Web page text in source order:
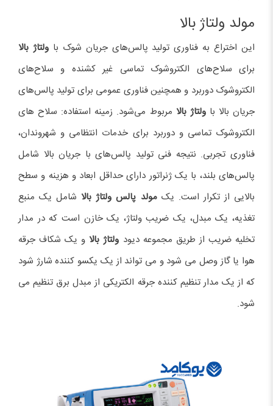
مولد ولتاژ بالا
این اختراع به فناوری تولید پالس‌های جریان شوک باولتاژ بالا
برای سلاح‌های الکتروشوک تماسی غیر کشنده و سلاح‌های
الکتروشوک دوربرد و همچنین فناوری عمومی برای تولید پالس‌های
جریان بالا باولتاژ بالا مربوط می‌شود. زمینه استفاده: سلاح های
الکتروشوک تماسی و دوربرد برای خدمات انتظامی و شهروندان،
فناوری تجربی. نتیجه فنی تولید پالس‌های با جریان بالا شامل
پالس‌های بلند، با یک ژنراتور دارای حداقل ابعاد و هزینه و سطح
بالایی از تکرار است. یکمولد پالس ولتاژ بالاشامل یک منبع
تغذیه، یک مبدل، یک ضریب ولتاژ، یک خازن است که در مدار
تخلیه ضریب از طریق مجموعه دیود ولتاژ بالاو یک شکاف جرقه
هوا یا گاز وصل می شود و می تواند از یک یکسو کننده شارژ شود
که از یک مدار تنظیم کننده جرقه الکتریکی از مبدل برق تنظیم می
شود.